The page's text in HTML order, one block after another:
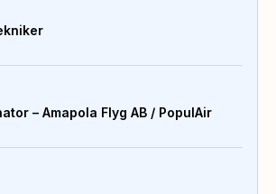
– Amapola Flyg AB / PopulAir